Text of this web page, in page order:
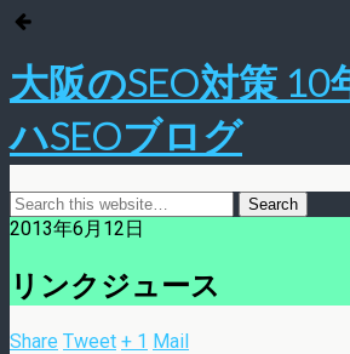
大阪のSEO対策 10
ハSEOブログ
2013年6月12日
リンクジュース
Share Tweet + 1 Mail